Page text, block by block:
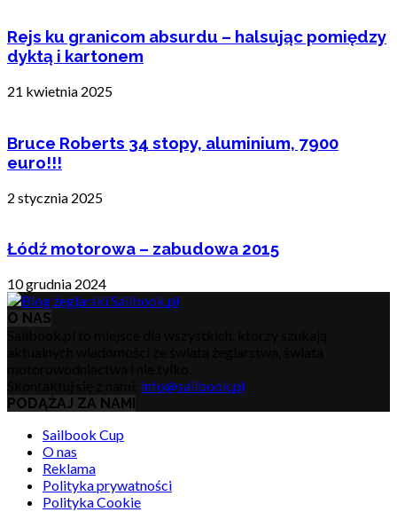
Rejs ku granicom absurdu – halsując pomiędzy
dyktą i kartonem
21 kwietnia 2025
Bruce Roberts 34 stopy, aluminium, 7900
euro!!!
2 stycznia 2025
Łódź motorowa – zabudowa 2015
10 grudnia 2024
O NAS
info@sailbook.pl
PODĄŻAJ ZA NAMI
Sailbook Cup
O nas
Reklama
Polityka prywatności
Polityka Cookie